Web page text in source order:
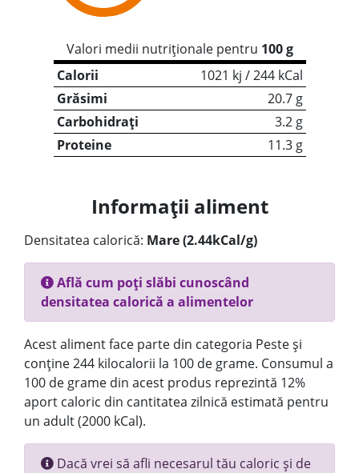
Valori medii nutriționale pentru 100 g
Calorii
1021 kj / 244 kCal
Grăsimi
20.7 g
Carbohidrați
3.2 g
Proteine
11.3 g
Informații aliment
Densitatea calorică: Mare (2.44kCal/g)
Află cum poți slăbi cunoscând
densitatea calorică a alimentelor
Acest aliment face parte din categoria Peste și
conține 244 kilocalorii la 100 de grame. Consumul a
100 de grame din acest produs reprezintă 12%
aport caloric din cantitatea zilnică estimată pentru
un adult (2000 kCal).
Dacă vrei să afli necesarul tău caloric și de